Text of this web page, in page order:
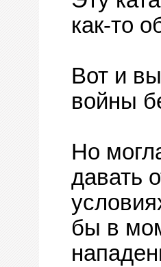
как-то
Вот и
войны
Но
давать
бы в